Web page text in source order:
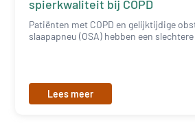
spierkwaliteit bij COPD
Patiënten met COPD en gelijktijdige
slaapapneu (OSA) hebben een
Lees meer